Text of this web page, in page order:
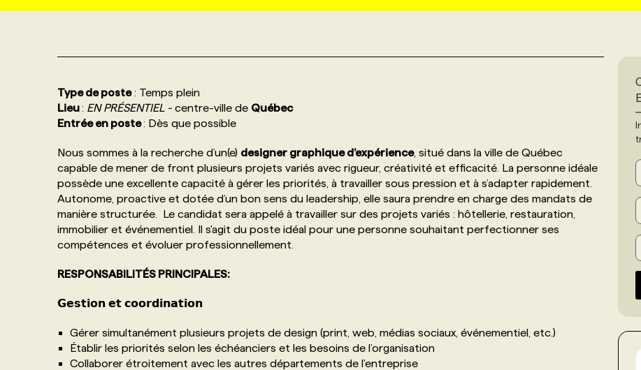
PROGRAMMES DE SUBVENTIONS
FAQ
ANNONCEZ AVEC NOUS
Type de poste: Temps plein
Lieu: EN PRÉSENTIEL - centre-ville de Québec
Entrée en poste: Dès que possible
Nous sommes à la recherche d’un(e) designer graphique d’expérience, situé dans la ville de Québec
capable de mener de front plusieurs projets variés avec rigueur, créativité et efficacité. La personne idéale
possède une excellente capacité à gérer les priorités, à travailler sous pression et à s’adapter rapidement.
Autonome, proactive et dotée d’un bon sens du leadership, elle saura prendre en charge des mandats de
manière structurée. Le candidat sera appelé à travailler sur des projets variés : hôtellerie, restauration,
immobilier et événementiel. Il s'agit du poste idéal pour une personne souhaitant perfectionner ses
compétences et évoluer professionnellement.
RESPONSABILITÉS PRINCIPALES:
𝗚𝗲𝘀𝘁𝗶𝗼𝗻 𝗲𝘁 𝗰𝗼𝗼𝗿𝗱𝗶𝗻𝗮𝘁𝗶𝗼𝗻
Gérer simultanément plusieurs projets de design (print, web, médias sociaux, événementiel, etc.)
Établir les priorités selon les échéanciers et les besoins de l’organisation
Collaborer étroitement avec les autres départements de l'entreprise